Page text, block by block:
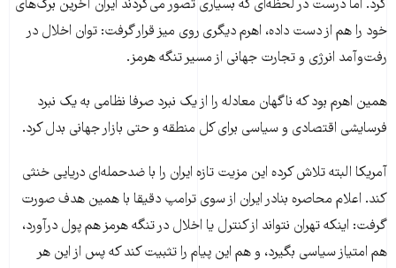
کرد. اما درست در لحظه‌ای که بسیاری تصور می‌کردند ایران آخرین برگ‌های
خود را هم از دست داده، اهرم دیگری روی میز قرار گرفت: توان اخلال در
رفت‌وآمد انرژی و تجارت جهانی از مسیر تنگه هرمز.
همین اهرم بود که ناگهان معادله را از یک نبرد صرفا نظامی به یک نبرد
فرسایشی اقتصادی و سیاسی برای کل منطقه و حتی بازار جهانی بدل کرد.
آمریکا البته تلاش کرده این مزیت تازه ایران را با ضدحمله‌ای دریایی خنثی
کند. اعلام محاصره بنادر ایران از سوی ترامپ دقیقا با همین هدف صورت
گرفت: اینکه تهران نتواند از کنترل یا اخلال در تنگه هرمز هم پول درآورد،
هم امتیاز سیاسی بگیرد، و هم این پیام را تثبیت کند که پس از این هر